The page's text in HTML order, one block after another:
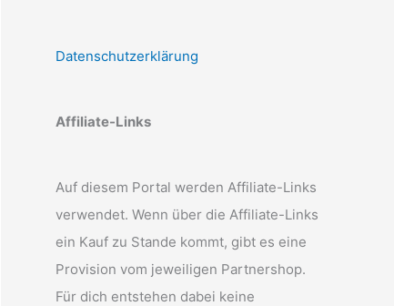
Datenschutzerklärung
Affiliate-Links
Auf diesem Portal werden Affiliate-Links
verwendet. Wenn über die Affiliate-Links
ein Kauf zu Stande kommt, gibt es eine
Provision vom jeweiligen Partnershop.
Für dich entstehen dabei keine